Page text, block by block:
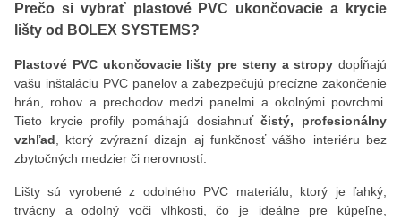
Prečo si vybrať plastové PVC ukončovacie a krycie
lišty od BOLEX SYSTEMS?
Plastové PVC ukončovacie lišty pre steny a stropy dopĺňajú
vašu inštaláciu PVC panelov a zabezpečujú precízne zakončenie
hrán, rohov a prechodov medzi panelmi a okolnými povrchmi.
Tieto krycie profily pomáhajú dosiahnuťčistý, profesionálny
vzhľad , ktorý zvýrazní dizajn aj funkčnosť vášho interiéru bez
zbytočných medzier či nerovností.
Lišty sú vyrobené z odolného PVC materiálu, ktorý je ľahký,
trvácny a odolný voči vlhkosti, čo je ideálne pre kúpeľne,